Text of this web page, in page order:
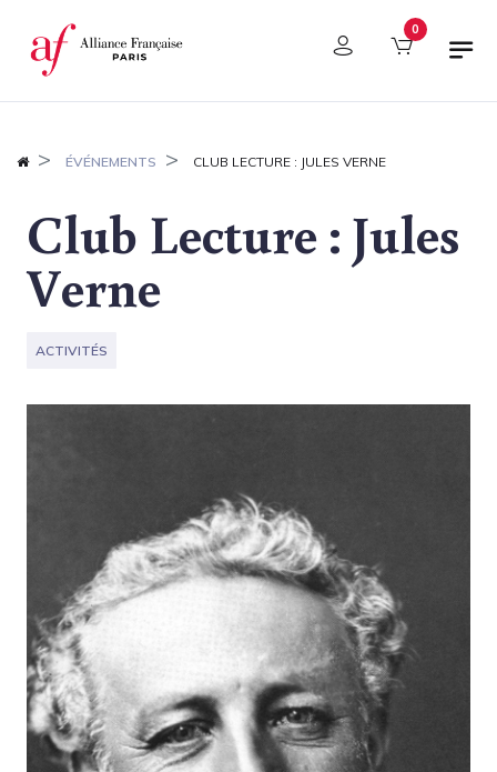
Panneau de gestion des cookies 0
ÉVÉNEMENTS CLUB LECTURE : JULES VERNE
Club Lecture : Jules
Verne
ACTIVITÉS